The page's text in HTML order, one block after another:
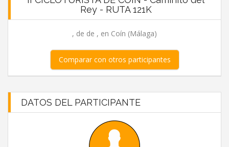
Rey - RUTA 121K
, de de , en Coín (Málaga)
Comparar con otros participantes
DATOS DEL PARTICIPANTE